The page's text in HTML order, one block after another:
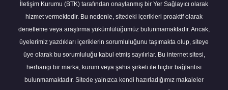
İletişim Kurumu (BTK) tarafından onaylanmış bir Yer Sağlayıcı olarak
hizmet vermektedir. Bu nedenle, sitedeki içerikleri proaktif olarak
denetleme veya araştırma yükümlülüğümüz bulunmamaktadır. Ancak,
üyelerimiz yazdıkları içeriklerin sorumluluğunu taşımakta olup, siteye
üye olarak bu sorumluluğu kabul etmiş sayılırlar. Bu internet sitesi,
herhangi bir marka, kurum veya şahıs şirketi ile hiçbir bağlantısı
bulunmamaktadır. Sitede yalnızca kendi hazırladığımız makaleler